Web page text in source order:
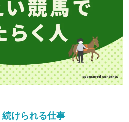
けられる仕事